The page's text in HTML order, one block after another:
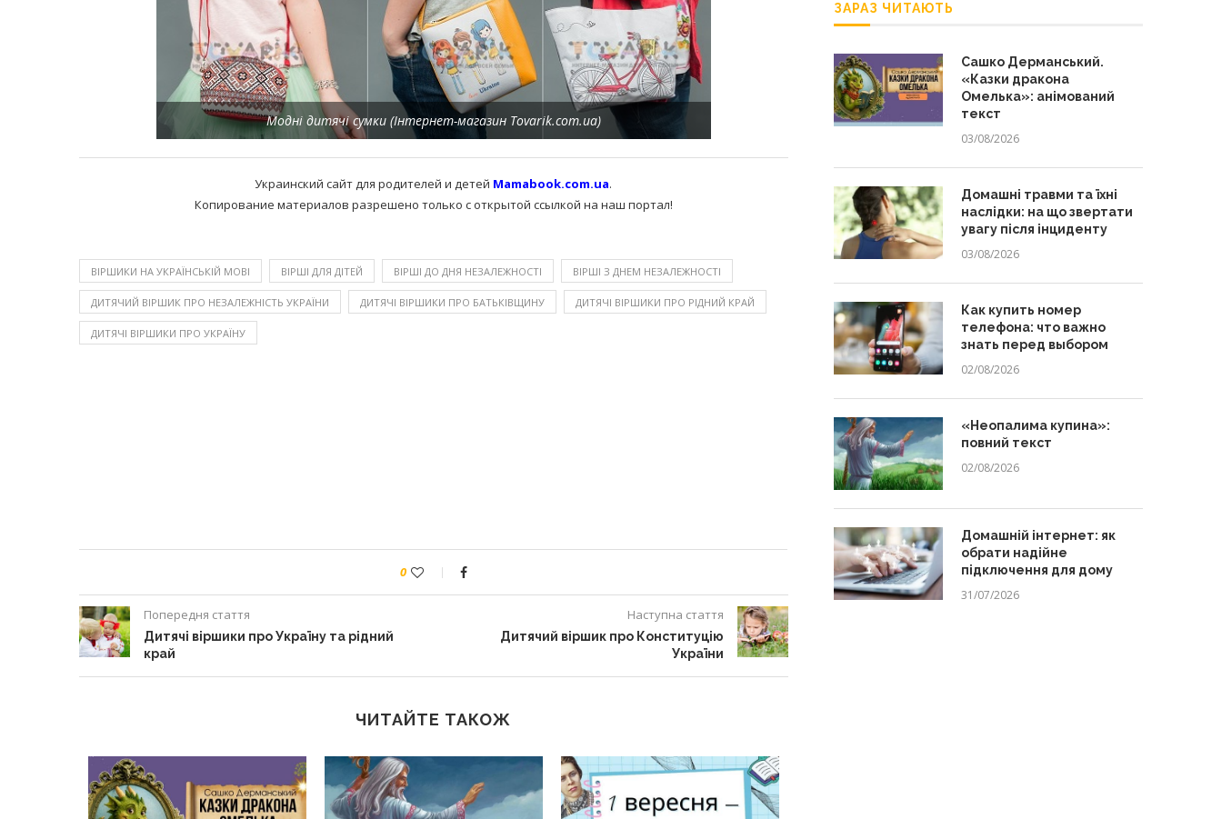
Модні дитячі сумки (Інтернет-магазин Tovarik.com.ua)
Украинский сайт для родителей и детей Mamabook.com.ua.
Копирование материалов разрешено только с открытой ссылкой на наш портал!
ВІРШИКИ НА УКРАЇНСЬКІЙ МОВІ ВІРШІ ДЛЯ ДІТЕЙ ВІРШІ ДО ДНЯ НЕЗАЛЕЖНОСТІ ВІРШІ З ДНЕМ НЕЗАЛЕЖНОСТІ
ДИТЯЧИЙ ВІРШИК ПРО НЕЗАЛЕЖНІСТЬ УКРАЇНИ ДИТЯЧІ ВІРШИКИ ПРО БАТЬКІВЩИНУ ДИТЯЧІ ВІРШИКИ ПРО РІДНИЙ КРАЙ
ДИТЯЧІ ВІРШИКИ ПРО УКРАЇНУ
0
Попередня стаття
Дитячі віршики про Україну та рідний
край
Наступна стаття
Дитячий віршик про Конституцію
України
ЧИТАЙТЕ ТАКОЖ
ЗАРАЗ ЧИТАЮТЬ
Сашко Дерманський.
«Казки дракона
Омелька»: анімований
текст
03/08/2026
Домашні травми та їхні
наслідки: на що звертати
увагу після інциденту
03/08/2026
Как купить номер
телефона: что важно
знать перед выбором
02/08/2026
«Неопалима купина»:
повний текст
02/08/2026
Домашній інтернет: як
обрати надійне
підключення для дому
31/07/2026